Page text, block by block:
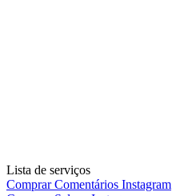
Lista de serviços
Comprar Comentários Instagram